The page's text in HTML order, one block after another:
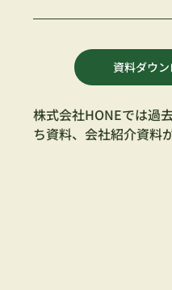
資料ダウ
株式会社HONEでは過
ち資料、会社紹介資料